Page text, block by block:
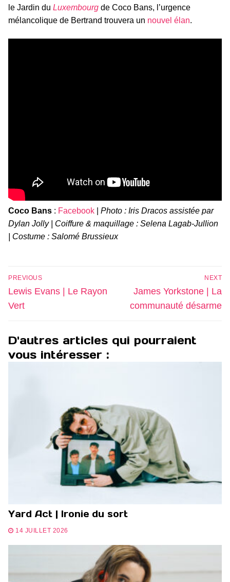
le Jardin du Luxembourg de Coco Bans, l’urgence
mélancolique de Bertrand trouvera un nouvel élan.
Coco Bans : Facebook
Photo : Iris Dracos assistée par
Dylan Jolly | Coiffure & maquillage : Selena Lagab-Jullion
| Costume : Salomé Brussieux
Navigation
de
l’article
PREVIOUS
Previous
post:
Lewis Evans | Le Rayon
Vert
NEXT
Next
post:
James Yorkstone | La
communauté désarme
D'autres articles qui pourraient
vous intéresser :
Yard Act | Ironie du sort
14 JUILLET 2026